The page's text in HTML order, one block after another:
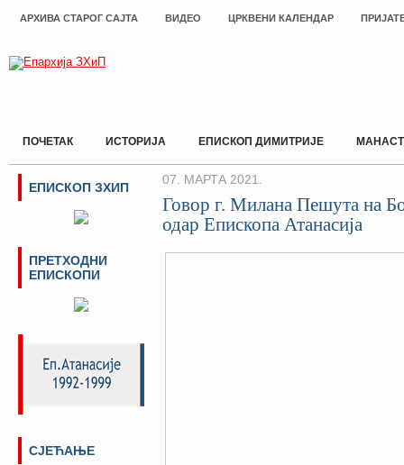
АРХИВА СТАРОГ САЈТА ВИДЕО ЦРКВЕНИ КАЛЕНДАР
ПОЧЕТАК ИСТОРИЈА ЕПИСКОП ДИМИТРИЈЕ
07. МАРТА 2021.
Говор г. Милана Пешута на
одар Епископа Атанасија
ЕПИСКОП ЗХИП
ПРЕТХОДНИ
ЕПИСКОПИ
СЈЕЋАЊЕ